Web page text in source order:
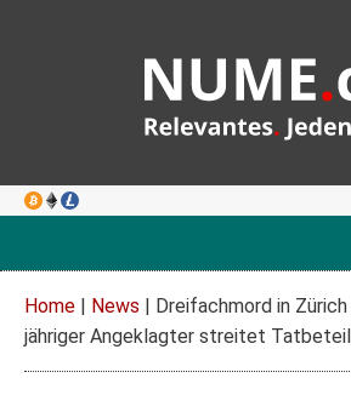
Home | News | Dreifachmord in
jähriger Angeklagter streitet